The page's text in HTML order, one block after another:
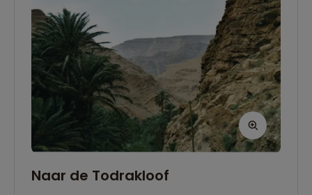
Naar de Todrakloof